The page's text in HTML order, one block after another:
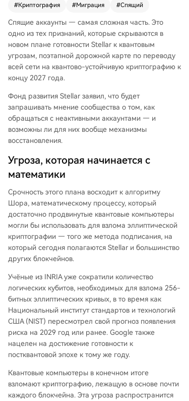
ellar заключается в том, что адреса аккаунтов
в сети отделены от подписывающих ключей. Э
то позволяет пользователям добавлять новые
квантово-устойчивые ключи через существую
щую операцию, не создавая новый аккаунт и
не теряя историю транзакций. План внедрени
я состоит из трех этапов: поддержка новых ал
горитмов ML-DSA в смарт-контрактах Soroba
n (с 2026 года), их интеграция в классические
аккаунты (2027 год) и последующий отказ от с
тарого стандарта Ed25519. Наиболее сложны
м вопросом остается защита тысяч неактивны
х (спящих) аккаунтов, для которых фонд будет
требуют дополнительной проработки вопрос
ы уязвимости систем с нулевым разглашение
#Криптография #Миграция #Спящий
Спящие аккаунты — самая сложная часть. Это
одно из тех признаний, которые скрываются в
новом плане готовности Stellar к квантовым
угрозам, поэтапной дорожной карте по переводу
всей сети на квантово-устойчивую криптографию к
концу 2027 года.
Фонд развития Stellar заявил, что будет
запрашивать мнение сообщества о том, как
обращаться с неактивными аккаунтами — и
возможны ли для них вообще механизмы
восстановления.
Угроза, которая начинается с
математики
Срочность этого плана восходит к алгоритму
Шора, математическому процессу, который
достаточно продвинутые квантовые компьютеры
могли бы использовать для взлома эллиптической
криптографии — того же метода подписания, на
который сегодня полагаются Stellar и большинство
других блокчейнов.
Учёные из INRIA уже сократили количество
логических кубитов, необходимых для взлома 256-
битных эллиптических кривых, в то время как
Национальный институт стандартов и технологий
США (NIST) пересмотрел свой прогноз появления
риска на 2029 год или ранее. Google также
нацелен на достижение готовности к
постквантовой эпохе к тому же году.
Квантовые компьютеры в конечном итоге
взломают криптографию, лежащую в основе почти
каждого блокчейна. Эта угроза распространится